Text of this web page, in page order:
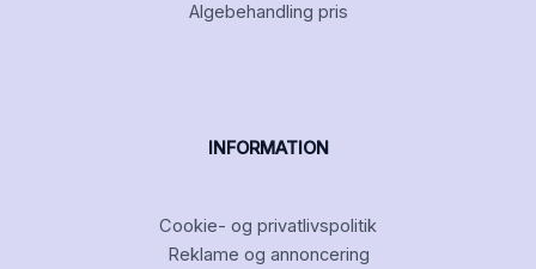
Algebehandling pris
INFORMATION
Cookie- og privatlivspolitik
Reklame og annoncering